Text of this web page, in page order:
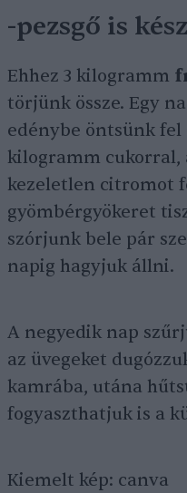
-pezsgő is
Ehhez 3 kilogramm
törjünk össze. Egy
edénybe öntsünk
kilogramm cukorral,
kezeletlen citromot
gyömbérgyökeret
szórjunk bele pár
napig hagyjuk állni.
A negyedik nap
az üvegeket
kamrába, utána
fogyaszthatjuk is a
Kiemelt kép: canva